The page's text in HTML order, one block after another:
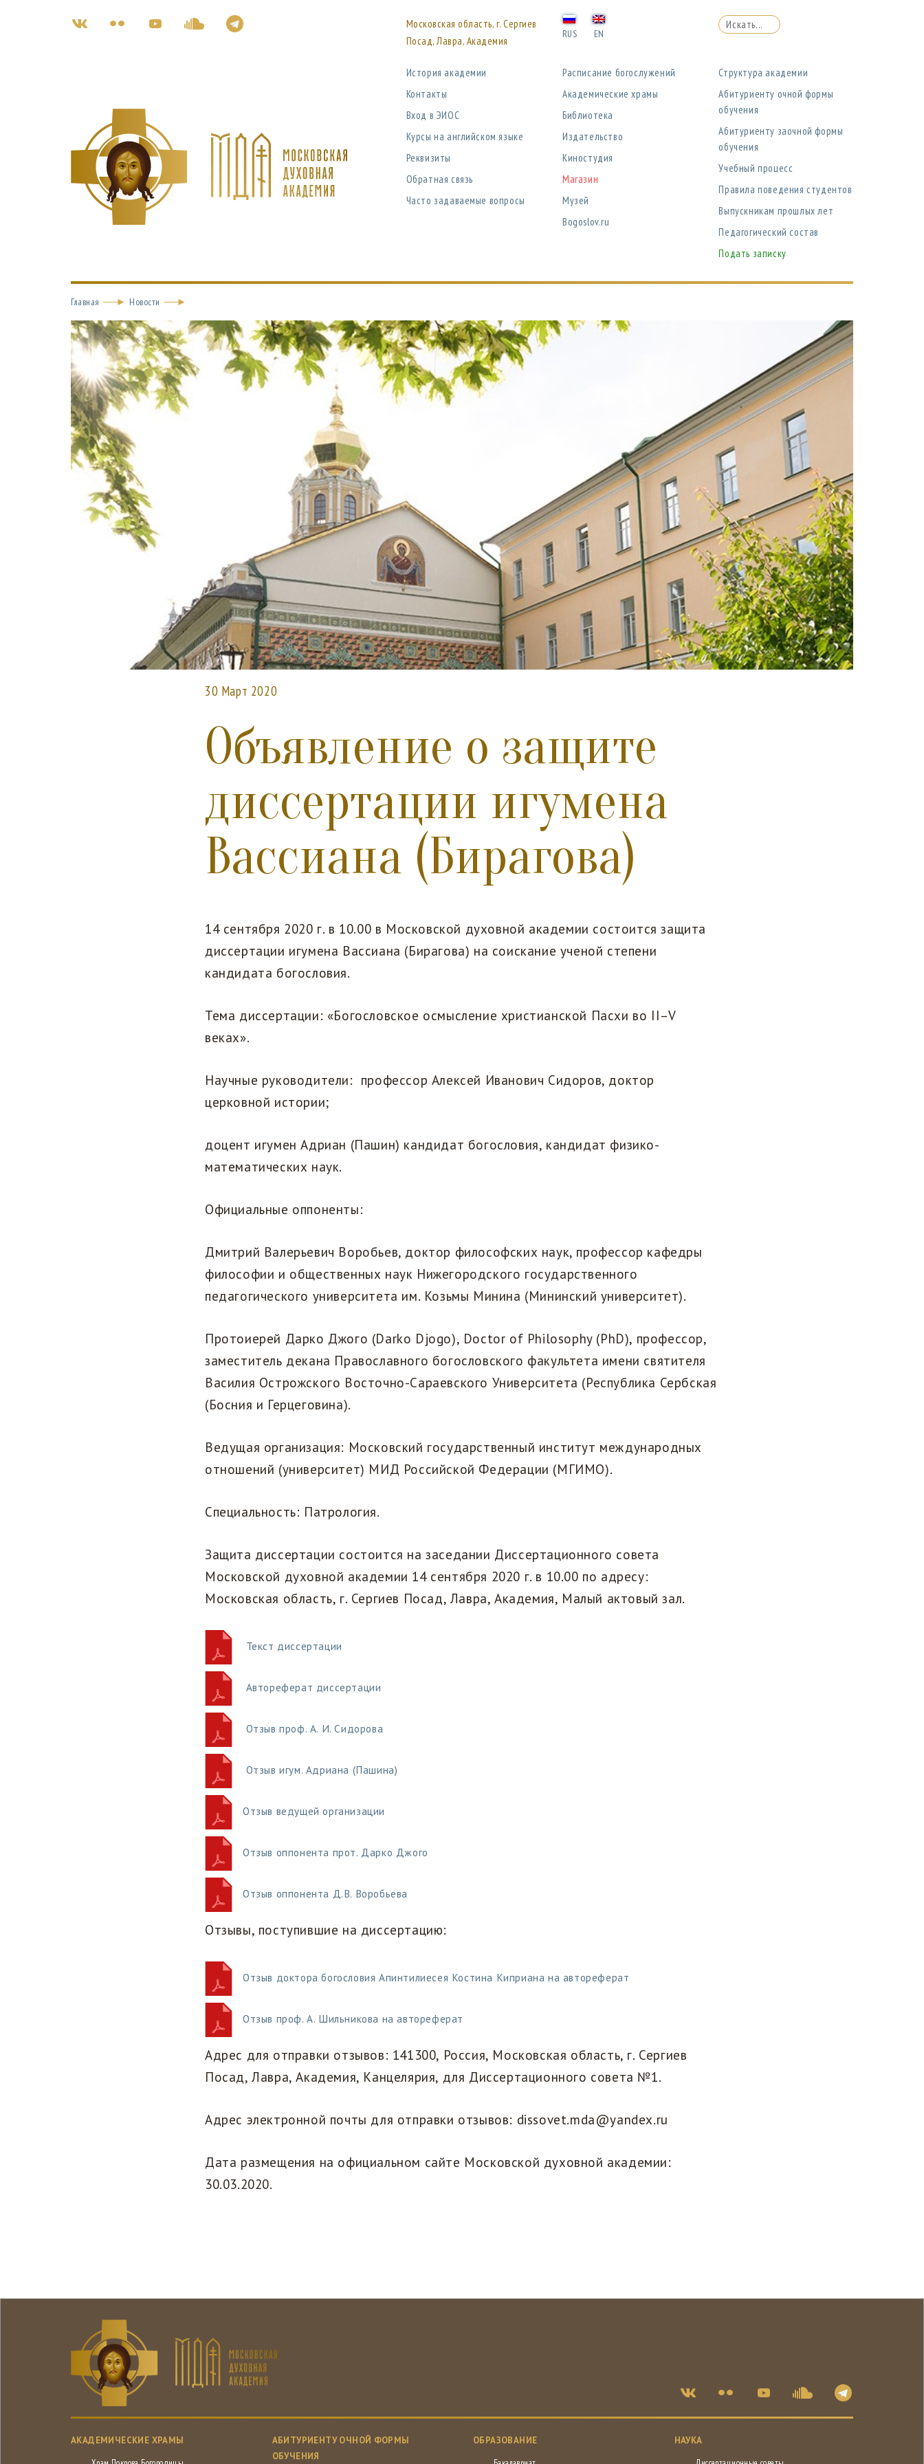
Московская область, г. Сергиев
Посад, Лавра, Академия
RUS EN
История академии
Контакты
Вход в ЭИОС
Курсы на английском языке
Реквизиты
Обратная связь
Часто задаваемые вопросы
Расписание богослужений
Академические храмы
Библиотека
Издательство
Киностудия
Магазин
Музей
Bogoslov.ru
Структура академии
Абитуриенту очной формы
обучения
Абитуриенту заочной формы
обучения
Учебный процесс
Правила поведения студентов
Выпускникам прошлых лет
Педагогический состав
Подать записку
Главная Новости
30 Март 2020
Объявление о защите
диссертации игумена
Вассиана (Бирагова)
14 сентября 2020 г. в 10.00 в Московской духовной академии состоится защита
диссертации игумена Вассиана (Бирагова) на соискание ученой степени
кандидата богословия.
Тема диссертации: «Богословское осмысление христианской Пасхи во II–V
веках».
Научные руководители: профессор Алексей Иванович Сидоров, доктор
церковной истории;
доцент игумен Адриан (Пашин) кандидат богословия, кандидат физико-
математических наук.
Официальные оппоненты:
Дмитрий Валерьевич Воробьев, доктор философских наук, профессор кафедры
философии и общественных наук Нижегородского государственного
педагогического университета им. Козьмы Минина (Мининский университет).
Протоиерей Дарко Джого (Darko Djogo), Doctor of Philosophy (PhD), профессор,
заместитель декана Православного богословского факультета имени святителя
Василия Острожского Восточно-Сараевского Университета (Республика Сербская
(Босния и Герцеговина).
Ведущая организация: Московский государственный институт международных
отношений (университет) МИД Российской Федерации (МГИМО).
Специальность: Патрология.
Защита диссертации состоится на заседании Диссертационного совета
Московской духовной академии 14 сентября 2020 г. в 10.00 по адресу:
Московская область, г. Сергиев Посад, Лавра, Академия, Малый актовый зал.
Текст диссертации
Автореферат диссертации
Отзыв проф. А. И. Сидорова
Отзыв игум. Адриана (Пашина)
Отзыв ведущей организации
Отзыв оппонента прот. Дарко Джого
Отзыв оппонента Д.В. Воробьева
Отзывы, поступившие на диссертацию:
Отзыв доктора богословия Апинтилиесея Костина Киприана на автореферат
Отзыв проф. А. Шильникова на автореферат
Адрес для отправки отзывов: 141300, Россия, Московская область, г. Сергиев
Посад, Лавра, Академия, Канцелярия, для Диссертационного совета №1.
Адрес электронной почты для отправки отзывов: dissovet.mda@yandex.ru
Дата размещения на официальном сайте Московской духовной академии:
30.03.2020.
АКАДЕМИЧЕСКИЕ ХРАМЫ
АБИТУРИЕНТУ ОЧНОЙ ФОРМЫ
ОБУЧЕНИЯ
ОБРАЗОВАНИЕ
НАУКА